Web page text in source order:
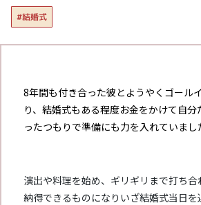
#結婚式
8年間も付き合った彼とようやくゴール
り、結婚式もある程度お金をかけて自
ったつもりで準備にも力を入れていまし
演出や料理を始め、ギリギリまで打ち合
納得できるものになりいざ結婚式当日を